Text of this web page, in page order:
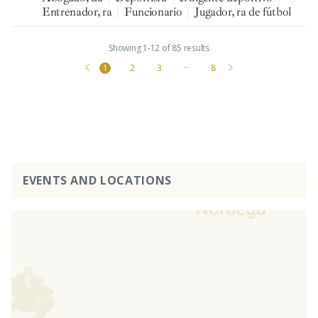
Entrenador, ra
Funcionario Jugador, ra de fútbol
Showing 1-12 of 85 results
1
2 3 ··· 8
EVENTS AND LOCATIONS